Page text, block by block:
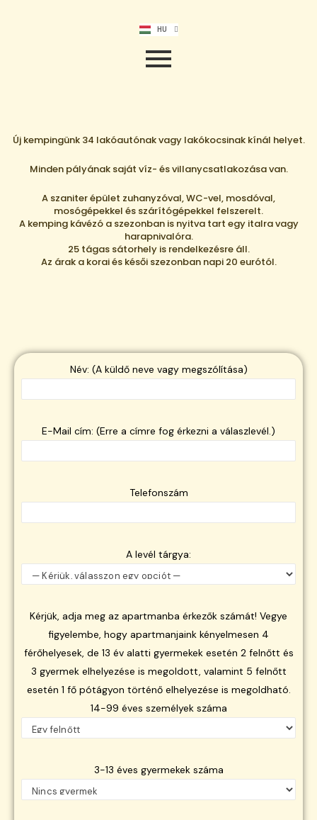
HU
RO
NL
Új kempingünk 34 lakóautónak vagy lakókocsinak kínál helyet.
Minden pályának saját víz- és villanycsatlakozása van.
A szaniter épület zuhanyzóval, WC-vel, mosdóval,
mosógépekkel és szárítógépekkel felszerelt.
A kemping kávézó a szezonban is nyitva tart egy italra vagy
harapnivalóra.
25 tágas sátorhely is rendelkezésre áll.
Az árak a korai és késői szezonban napi 20 eurótól.
Név: (A küldő neve vagy megszólítása)
E-Mail cím: (Erre a címre fog érkezni a válaszlevél.)
Telefonszám
A levél tárgya:
Kérjük, adja meg az apartmanba érkezők számát! Vegye
figyelembe, hogy apartmanjaink kényelmesen 4
férőhelyesek, de 13 év alatti gyermekek esetén 2 felnőtt és
3 gyermek elhelyezése is megoldott, valamint 5 felnőtt
esetén 1 fő pótágyon történő elhelyezése is megoldható.
14-99 éves személyek száma
3-13 éves gyermekek száma